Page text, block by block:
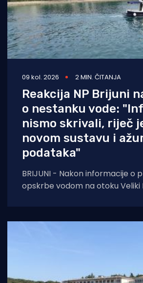
09 kol. 2026 2 MIN. ČITANJA
Reakcija NP Brijuni
o nestanku vode:
nismo skrivali, riječ
novom sustavu i
podataka"
BRIJUNI - Nakon informacije o
opskrbe vodom na otoku Veliki